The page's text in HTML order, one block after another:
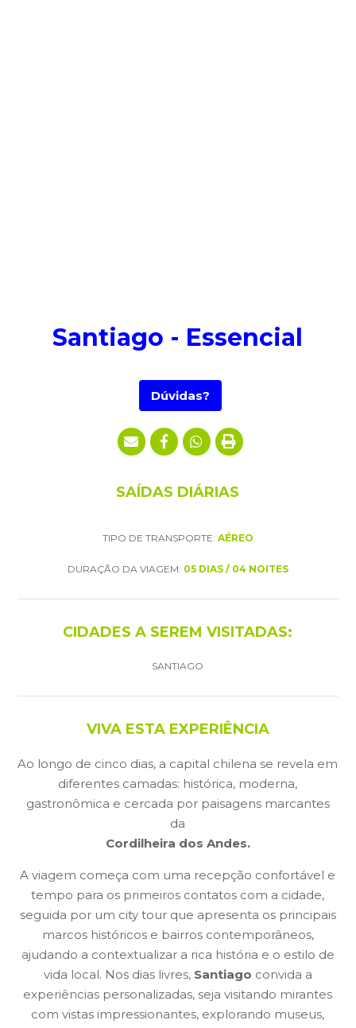
Santiago - Essencial
Dúvidas?
SAÍDAS DIÁRIAS
TIPO DE TRANSPORTE: AÉREO
DURAÇÃO DA VIAGEM: 05 DIAS / 04 NOITES
CIDADES A SEREM VISITADAS:
SANTIAGO
VIVA ESTA EXPERIÊNCIA
Ao longo de cinco dias, a capital chilena se revela em
diferentes camadas: histórica, moderna,
gastronômica e cercada por paisagens marcantes
da
Cordilheira dos Andes.
A viagem começa com uma recepção confortável e
tempo para os primeiros contatos com a cidade,
seguida por um city tour que apresenta os principais
marcos históricos e bairros contemporâneos,
ajudando a contextualizar a rica história e o estilo de
vida local. Nos dias livres, Santiago convida a
experiências personalizadas, seja visitando mirantes
com vistas impressionantes, explorando museus,